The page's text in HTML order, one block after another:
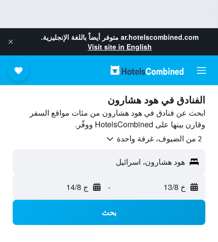
ar.hotelscombined.com متوفر أيضاً باللغة الإنجليزية.
Visit site in English
الفنادق في هود هشارون
ابحث عن فنادق في هود هشارون من مئات مواقع السفر
وقارن بينها على HotelsCombined ووفّر.
2 من الضيوف، غرفة واحدة
هود هشارون، اسرائيل
خ 13/8 - ج 14/8
بحث